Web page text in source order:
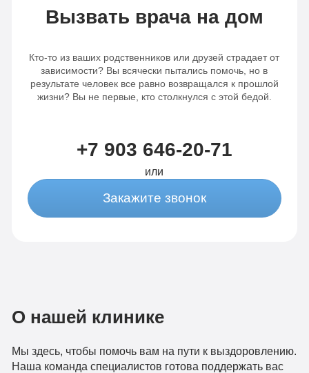
всем, кто ищет настоящую помощь
Вызвать врача на дом
Кто-то из ваших родственников или друзей страдает от
зависимости? Вы всячески пытались помочь, но в
результате человек все равно возвращался к прошлой
жизни? Вы не первые, кто столкнулся с этой бедой.
+7 903 646-20-71
или
Закажите звонок
О нашей клинике
Мы здесь, чтобы помочь вам на пути к выздоровлению.
Наша команда специалистов готова поддержать вас